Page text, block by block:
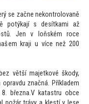
se začne nekontrolovaně
potýkají s desítkami až
Jen v loňském roce
kraji u více než 200
větší majetkové škody,
značná. Příkladem
března.V katastru obce